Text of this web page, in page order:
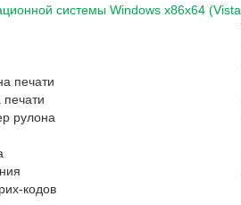
системы Windows x86x64
печати
рулона
кодов